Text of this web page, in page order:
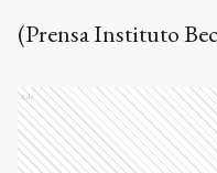
(Prensa Instituto
Ads